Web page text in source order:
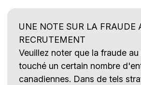
UNE NOTE SUR LA FRAUDE
RECRUTEMENT
Veuillez noter que la fraude
touché un certain nombre
canadiennes. Dans de tels